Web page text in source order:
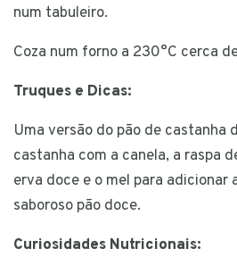
num tabuleiro.
Coza num forno a 230°C cerca
Truques e Dicas:
Uma versão do pão de castanha
castanha com a canela, a raspa
erva doce e o mel para adicionar
saboroso pão doce.
Curiosidades Nutricionais: